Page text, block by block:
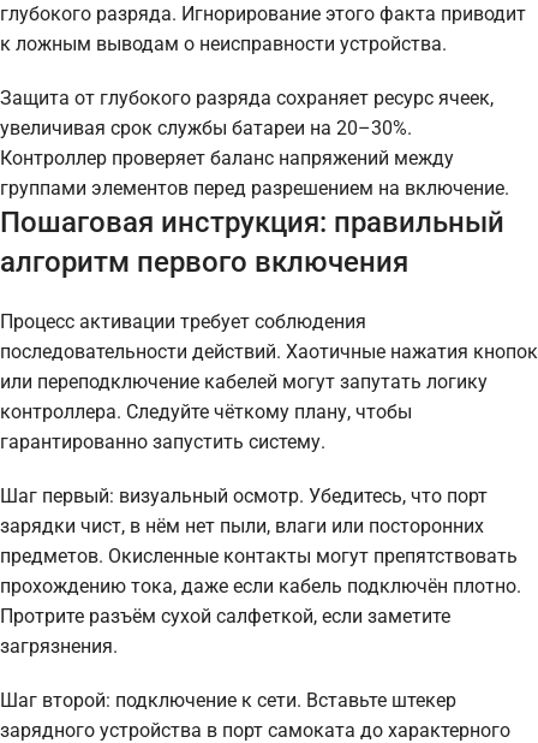
глубокого разряда. Игнорирование этого факта приводит
к ложным выводам о неисправности устройства.
Защита от глубокого разряда сохраняет ресурс ячеек,
увеличивая срок службы батареи на 20–30%.
Контроллер проверяет баланс напряжений между
группами элементов перед разрешением на включение.
Пошаговая инструкция: правильный
алгоритм первого включения
Процесс активации требует соблюдения
последовательности действий. Хаотичные нажатия кнопок
или переподключение кабелей могут запутать логику
контроллера. Следуйте чёткому плану, чтобы
гарантированно запустить систему.
Шаг первый: визуальный осмотр. Убедитесь, что порт
зарядки чист, в нём нет пыли, влаги или посторонних
предметов. Окисленные контакты могут препятствовать
прохождению тока, даже если кабель подключён плотно.
Протрите разъём сухой салфеткой, если заметите
загрязнения.
Шаг второй: подключение к сети. Вставьте штекер
зарядного устройства в порт самоката до характерного